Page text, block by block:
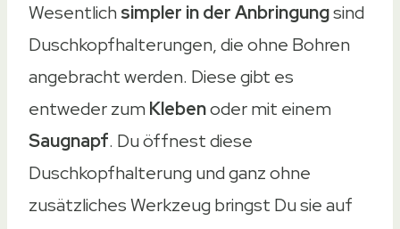
Wesentlichsimpler in der Anbringungsind
Duschkopfhalterungen, die ohne Bohren
angebracht werden. Diese gibt es
entweder zumKlebenoder mit einem
Saugnapf. Du öffnest diese
Duschkopfhalterung und ganz ohne
zusätzliches Werkzeug bringst Du sie auf